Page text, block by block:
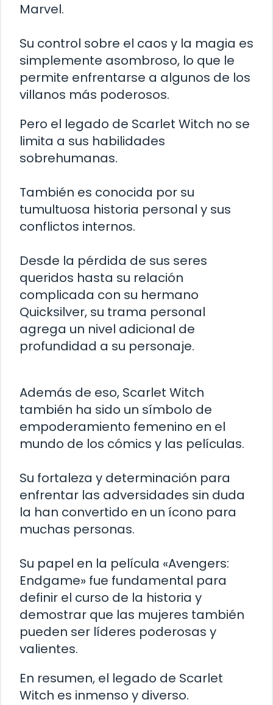
Marvel.
Su control sobre el caos y la magia es
simplemente asombroso, lo que le
permite enfrentarse a algunos de los
villanos más poderosos.
Pero el legado de Scarlet Witch no se
limita a sus habilidades
sobrehumanas.
También es conocida por su
tumultuosa historia personal y sus
conflictos internos.
Desde la pérdida de sus seres
queridos hasta su relación
complicada con su hermano
Quicksilver, su trama personal
agrega un nivel adicional de
profundidad a su personaje.
Además de eso, Scarlet Witch
también ha sido un símbolo de
empoderamiento femenino en el
mundo de los cómics y las películas.
Su fortaleza y determinación para
enfrentar las adversidades sin duda
la han convertido en un ícono para
muchas personas.
Su papel en la película «Avengers:
Endgame» fue fundamental para
definir el curso de la historia y
demostrar que las mujeres también
pueden ser líderes poderosas y
valientes.
En resumen, el legado de Scarlet
Witch es inmenso y diverso.